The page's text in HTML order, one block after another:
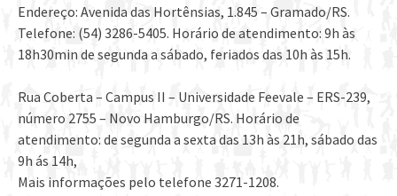
Endereço: Avenida das Hortênsias, 1.845 – Gramado/RS.
Telefone: (54) 3286-5405. Horário de atendimento: 9h às
18h30min de segunda a sábado, feriados das 10h às 15h.
Rua Coberta – Campus II – Universidade Feevale – ERS-239,
número 2755 – Novo Hamburgo/RS. Horário de
atendimento: de segunda a sexta das 13h às 21h, sábado das
9h ás 14h,
Mais informações pelo telefone 3271-1208.